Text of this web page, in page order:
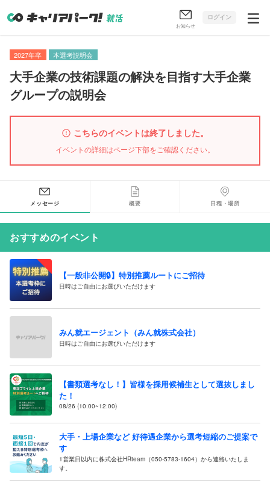
お知らせ
ログイン
2027年卒 本選考説明会
大手企業の技術課題の解決を目指す大手企業
グループの説明会
こちらのイベントは終了しました。
イベントの詳細はページ下部をご確認ください。
メッセージ 概要 日程・場所
おすすめのイベント
【一般非公開🔒️】特別推薦ルートにご招待
日時はご自由にお選びいただけます
みん就エージェント（みん就株式会社）
日時はご自由にお選びいただけます
【書類選考なし！】皆様を採用候補生として選抜しまし
た！
08/26 (10:00~12:00)
大手・上場企業など 好待遇企業から選考短縮のご提案で
す
1営業日以内に株式会社HRteam（050-5783-1604）から連絡いたしま
す。